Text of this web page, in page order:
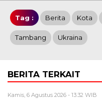
Tag : Berita Kota
Tambang Ukraina
BERITA TERKAIT
Kamis, 6 Agustus 2026 - 13:32 WIB